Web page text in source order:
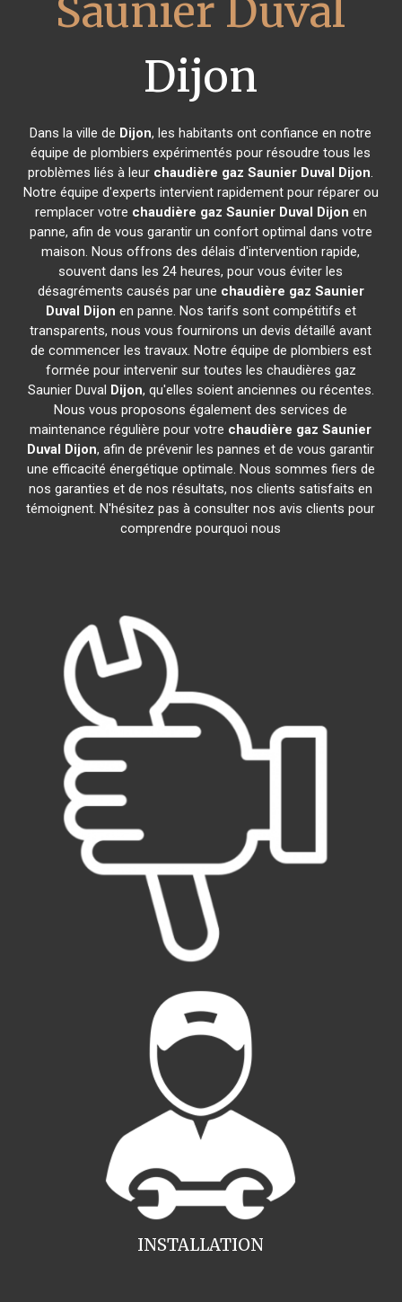
Saunier Duval
Dijon
Dans la ville de Dijon, les habitants ont confiance en notre
équipe de plombiers expérimentés pour résoudre tous les
problèmes liés à leur chaudière gaz Saunier Duval Dijon.
Notre équipe d'experts intervient rapidement pour réparer ou
remplacer votre chaudière gaz Saunier Duval Dijon en
panne, afin de vous garantir un confort optimal dans votre
maison. Nous offrons des délais d'intervention rapide,
souvent dans les 24 heures, pour vous éviter les
désagréments causés par une chaudière gaz Saunier
Duval Dijon en panne. Nos tarifs sont compétitifs et
transparents, nous vous fournirons un devis détaillé avant
de commencer les travaux. Notre équipe de plombiers est
formée pour intervenir sur toutes les chaudières gaz
Saunier Duval Dijon, qu'elles soient anciennes ou récentes.
Nous vous proposons également des services de
maintenance régulière pour votre chaudière gaz Saunier
Duval Dijon, afin de prévenir les pannes et de vous garantir
une efficacité énergétique optimale. Nous sommes fiers de
nos garanties et de nos résultats, nos clients satisfaits en
témoignent. N'hésitez pas à consulter nos avis clients pour
comprendre pourquoi nous
INSTALLATION